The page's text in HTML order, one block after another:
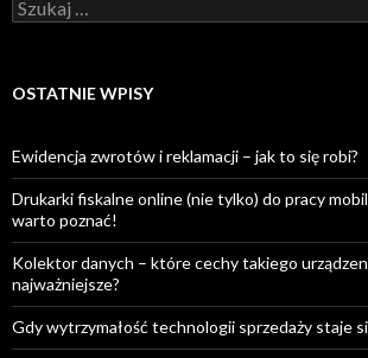
OSTATNIE WPISY
Ewidencja zwrotów i reklamacji – jak to się robi?
Drukarki fiskalne online (nie tylko) do pracy
warto poznać!
Kolektor danych – które cechy takiego
najważniejsze?
Gdy wytrzymałość technologii sprzedaży staje